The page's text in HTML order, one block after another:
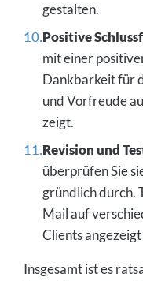
gestalten.
Positive
mit einer
Dankbarkeit für
und Vorfreude
zeigt.
Revision und
überprüfen Sie
gründlich durch.
Mail auf
Clients
Insgesamt ist es